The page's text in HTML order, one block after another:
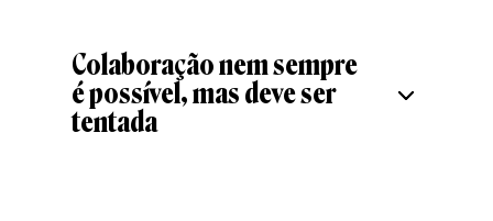
Colaboração nem sempre
é possível, mas deve ser
tentada